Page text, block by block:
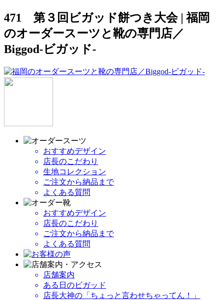
471 第３回ビガッド餅つき大会 | 福岡
のオーダースーツと靴の専門店／
Biggod-ビガッド-
おすすめデザイン
店長のこだわり
生地コレクション
ご注文から納品まで
よくある質問
おすすめデザイン
店長のこだわり
ご注文から納品まで
よくある質問
店舗案内
ある日のビガッド
店長大神の「ちょっと言わせちゃってん！」